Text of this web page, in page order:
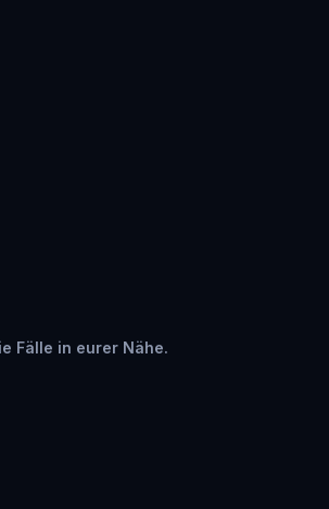
Fälle in eurer Nähe.